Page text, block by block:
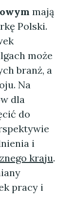
mają
Polski.
może
branż, a
Na
dla
do
i
kraju.
pracy i